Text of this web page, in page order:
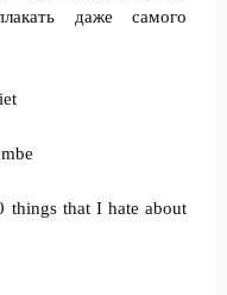
даже самого
things that I hate about